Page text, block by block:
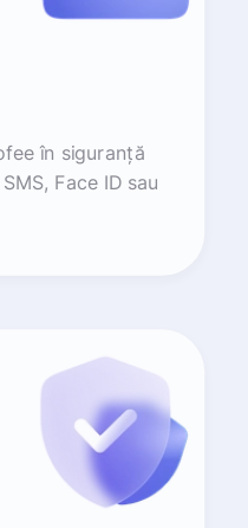
în siguranță
Face ID sau